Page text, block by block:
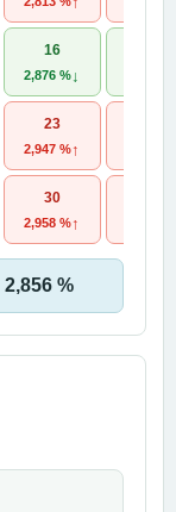
16
2,876 % ↓
23
2,947 %↑
30
2,958 %↑
2,856 %